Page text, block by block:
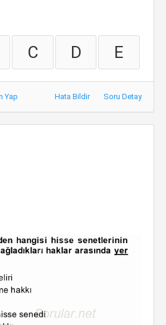
C D E
Yap Hata Bildir Soru Detay